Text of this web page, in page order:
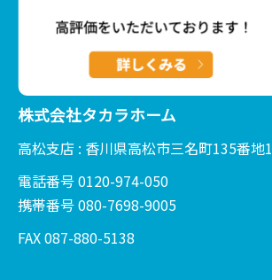
株式会社タカラホーム
高松支店 : 香川県高松市三名町135番地1
電話番号 0120-974-050
携帯番号 080-7698-9005
FAX 087-880-5138